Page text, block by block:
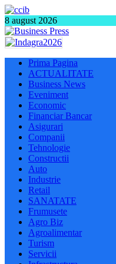
8 august 2026
Prima Pagina
ACTUALITATE
Business News
Eveniment
Economic
Financiar Bancar
Asigurari
Companii
Tehnologie
Constructii
Auto
Industrie
Retail
SANATATE
Frumusete
Agro Biz
Agroalimentar
Turism
Servicii